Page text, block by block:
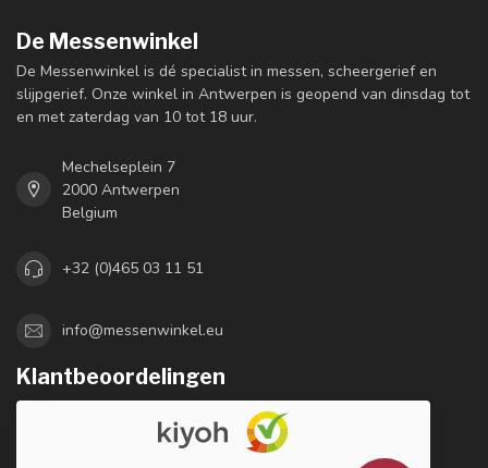
De Messenwinkel
De Messenwinkel is dé specialist in messen, scheergerief en
slijpgerief. Onze winkel in Antwerpen is geopend van dinsdag tot
en met zaterdag van 10 tot 18 uur.
Mechelseplein 7
2000 Antwerpen
Belgium
+32 (0)465 03 11 51
info@messenwinkel.eu
Klantbeoordelingen